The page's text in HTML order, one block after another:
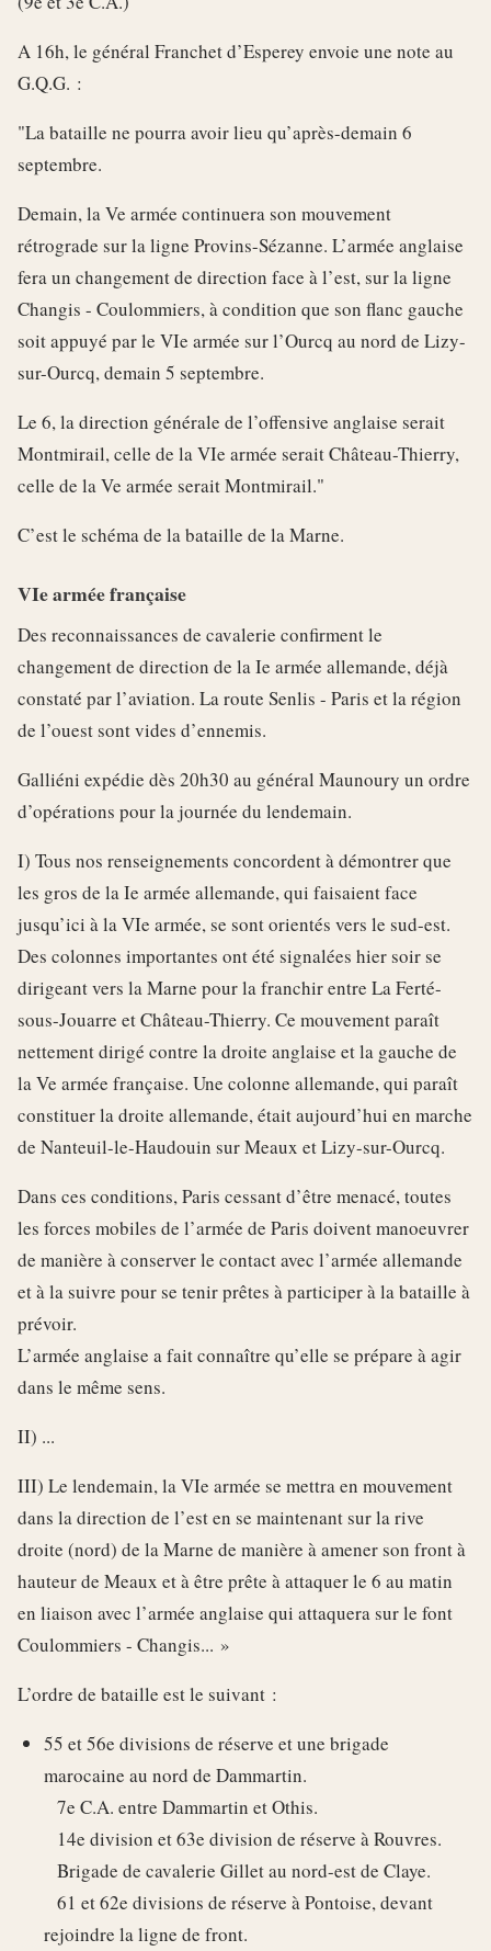
A 16h, le général Franchet d’Esperey envoie une note au
G.Q.G. :
"La bataille ne pourra avoir lieu qu’après-demain 6
septembre.
Demain, la Ve armée continuera son mouvement
rétrograde sur la ligne Provins-Sézanne. L’armée anglaise
fera un changement de direction face à l’est, sur la ligne
Changis - Coulommiers, à condition que son flanc gauche
soit appuyé par le VIe armée sur l’Ourcq au nord de Lizy-
sur-Ourcq, demain 5 septembre.
Le 6, la direction générale de l’offensive anglaise serait
Montmirail, celle de la VIe armée serait Château-Thierry,
celle de la Ve armée serait Montmirail."
C’est le schéma de la bataille de la Marne.
VIe armée française
Des reconnaissances de cavalerie confirment le
changement de direction de la Ie armée allemande, déjà
constaté par l’aviation. La route Senlis - Paris et la région
de l’ouest sont vides d’ennemis.
Galliéni expédie dès 20h30 au général Maunoury un ordre
d’opérations pour la journée du lendemain.
I) Tous nos renseignements concordent à démontrer que
les gros de la Ie armée allemande, qui faisaient face
jusqu’ici à la VIe armée, se sont orientés vers le sud-est.
Des colonnes importantes ont été signalées hier soir se
dirigeant vers la Marne pour la franchir entre La Ferté-
sous-Jouarre et Château-Thierry. Ce mouvement paraît
nettement dirigé contre la droite anglaise et la gauche de
la Ve armée française. Une colonne allemande, qui paraît
constituer la droite allemande, était aujourd’hui en marche
de Nanteuil-le-Haudouin sur Meaux et Lizy-sur-Ourcq.
Dans ces conditions, Paris cessant d’être menacé, toutes
les forces mobiles de l’armée de Paris doivent manoeuvrer
de manière à conserver le contact avec l’armée allemande
et à la suivre pour se tenir prêtes à participer à la bataille à
prévoir.
L’armée anglaise a fait connaître qu’elle se prépare à agir
dans le même sens.
II) ...
III) Le lendemain, la VIe armée se mettra en mouvement
dans la direction de l’est en se maintenant sur la rive
droite (nord) de la Marne de manière à amener son front à
hauteur de Meaux et à être prête à attaquer le 6 au matin
en liaison avec l’armée anglaise qui attaquera sur le font
Coulommiers - Changis... »
L’ordre de bataille est le suivant :
55 et 56e divisions de réserve et une brigade
marocaine au nord de Dammartin.
7e C.A. entre Dammartin et Othis.
14e division et 63e division de réserve à Rouvres.
Brigade de cavalerie Gillet au nord-est de Claye.
61 et 62e divisions de réserve à Pontoise, devant
rejoindre la ligne de front.